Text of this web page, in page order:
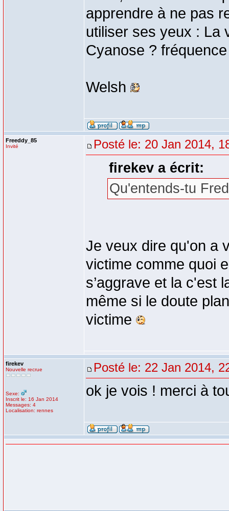
apprendre à ne pas
utiliser ses yeux : La
Cyanose ?
Welsh
Freeddy_85
Invité Posté le: 20 Jan 2014,
firekev a écrit:
Qu'entends-tu
Je veux dire qu'on a
victime comme quoi
s’aggrave et la c'est
même si le doute
victime
firekev
Nouvelle recrue
Sexe:
Inscrit le: 16 Jan 2014
Messages: 4
Localisation: rennes
Posté le: 22 Jan 2014,
ok je vois ! merci à